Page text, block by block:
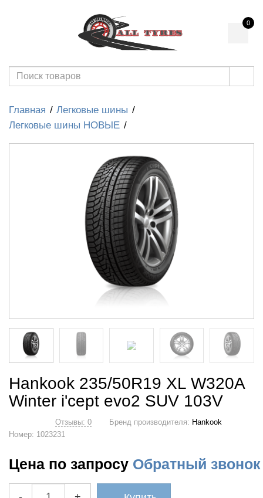
0
Главная
Легковые шины
Легковые шины НОВЫЕ
Hankook 235/50R19 XL W320A
Winter i'cept evo2 SUV 103V
Отзывы: 0 Бренд производителя: Hankook
Номер: 1023231
Цена по запросу Обратный звонок